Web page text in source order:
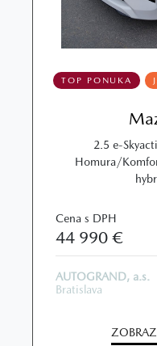
TOP PONUKA
2.5 e-
Homura/
Cena s DPH
44 990 €
AUTOGRAND, a.s.
Bratislava